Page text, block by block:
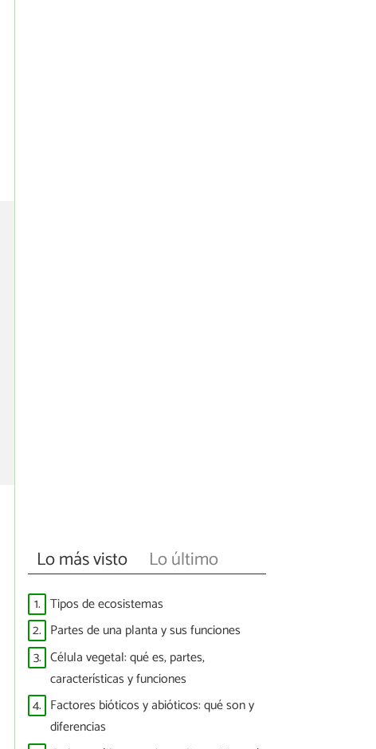
Lo más visto Lo último
1. Tipos de ecosistemas
2. Partes de una planta y sus funciones
3. Célula vegetal: qué es, partes,
características y funciones
4. Factores bióticos y abióticos: qué son y
diferencias